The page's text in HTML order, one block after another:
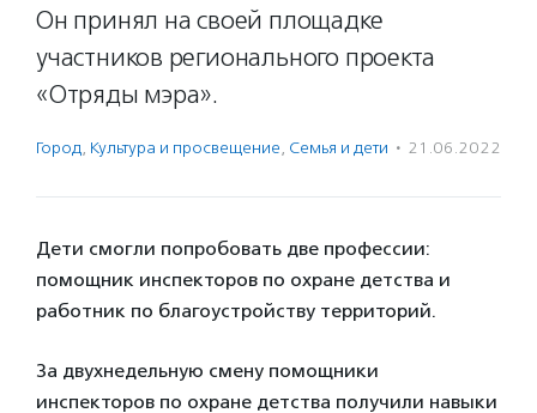
Он принял на своей площадке
участников регионального проекта
«Отряды мэра».
Город, Культура и просвещение, Семья и дети · 21.06.2022
Дети смогли попробовать две профессии:
помощник инспекторов по охране детства и
работник по благоустройству территорий.
За двухнедельную смену помощники
инспекторов по охране детства получили навыки